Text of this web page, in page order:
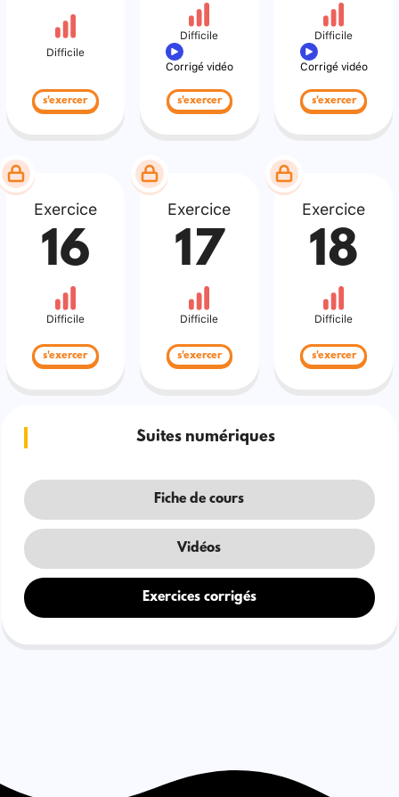
Difficile
s'exercer
Difficile
Corrigé vidéo
s'exercer
Difficile
Corrigé vidéo
s'exercer
Exercice
16
Difficile
s'exercer
Exercice
17
Difficile
s'exercer
Exercice
18
Difficile
s'exercer
Suites numériques
Fiche de cours
Vidéos
Exercices corrigés